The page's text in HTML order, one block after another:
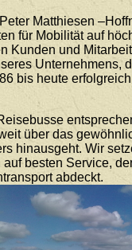
Matthiesen
für Mobilität auf
Kunden und
Unternehmens,
bis heute
über das
hinausgeht. Wir
besten Service,
abdeckt.